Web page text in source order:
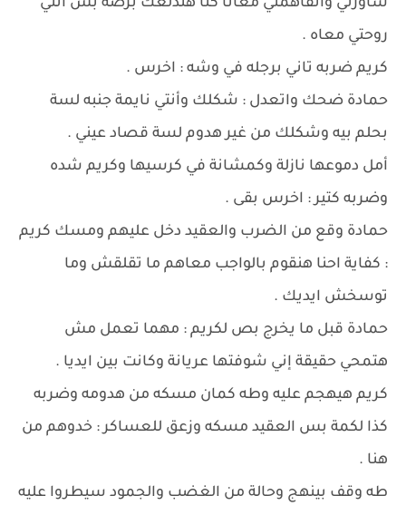
شاورتي واتفاهمتي معانا كنا هندلعك برضه بس أنتي
روحتي معاه .
كريم ضربه تاني برجله في وشه : اخرس .
حمادة ضحك واتعدل : شكلك وأنتي نايمة جنبه لسة
بحلم بيه وشكلك من غير هدوم لسة قصاد عيني .
أمل دموعها نازلة وكمشانة في كرسيها وكريم شده
وضربه كتير : اخرس بقى .
حمادة وقع من الضرب والعقيد دخل عليهم ومسك كريم
: كفاية احنا هنقوم بالواجب معاهم ما تقلقش وما
توسخش ايديك .
حمادة قبل ما يخرج بص لكريم : مهما تعمل مش
هتمحي حقيقة إني شوفتها عريانة وكانت بين ايديا .
كريم هيهجم عليه وطه كمان مسكه من هدومه وضربه
كذا لكمة بس العقيد مسكه وزعق للعساكر : خدوهم من
هنا .
طه وقف بينهج وحالة من الغضب والجمود سيطروا عليه